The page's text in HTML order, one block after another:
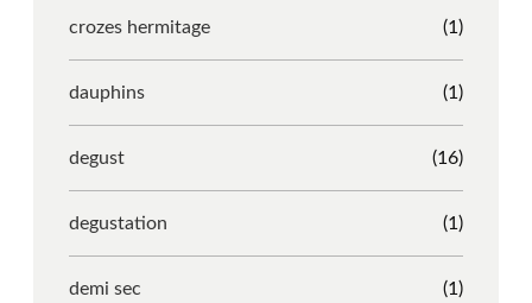
crozes hermitage (1)
dauphins (1)
degust (16)
degustation (1)
demi sec (1)